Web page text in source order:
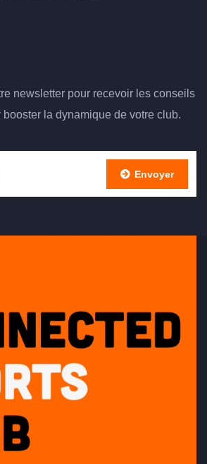
newsletter pour recevoir les conseils
la dynamique de votre club.